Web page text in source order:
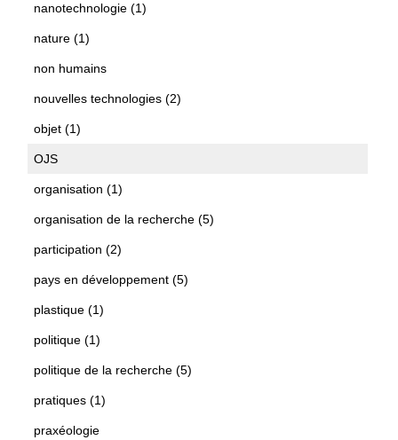
nanotechnologie (1)
nature (1)
non humains
nouvelles technologies (2)
objet (1)
OJS
organisation (1)
organisation de la recherche (5)
participation (2)
pays en développement (5)
plastique (1)
politique (1)
politique de la recherche (5)
pratiques (1)
praxéologie